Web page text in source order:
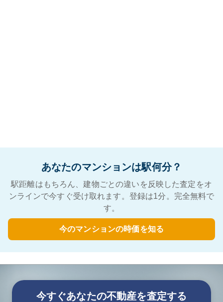
あなたのマンションは駅何分？
駅距離はもちろん、建物ごとの違いを反映した査定をオ
ンラインで今すぐ受け取れます。登録は1分。完全無料で
す。
今のマンションの時価を知る
今すぐあなたの不動産を査定する